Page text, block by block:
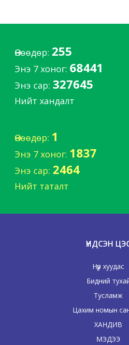
Өнөөдөр: 255
Энэ 7 хоног: 68441
Энэ сар: 327645
Нийт хандалт
Өнөөдөр: 1
Энэ 7 хоног: 1837
Энэ сар: 2464
Нийт таталт
ҮНДСЭН
Нүүр хуудас
Бидний
Тусламж
Цахим номын
ХАНДИВ
МЭДЭЭ